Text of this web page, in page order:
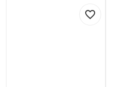
favorite_border